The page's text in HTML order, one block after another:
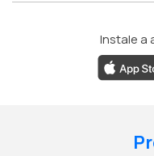
Instale a